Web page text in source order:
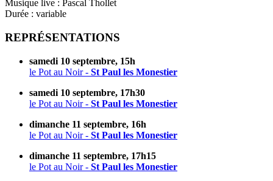
Musique live : Pascal Thollet
Durée : variable
REPRÉSENTATIONS
samedi 10 septembre, 15h
le Pot au Noir - St Paul les Monestier
samedi 10 septembre, 17h30
le Pot au Noir - St Paul les Monestier
dimanche 11 septembre, 16h
le Pot au Noir - St Paul les Monestier
dimanche 11 septembre, 17h15
le Pot au Noir - St Paul les Monestier